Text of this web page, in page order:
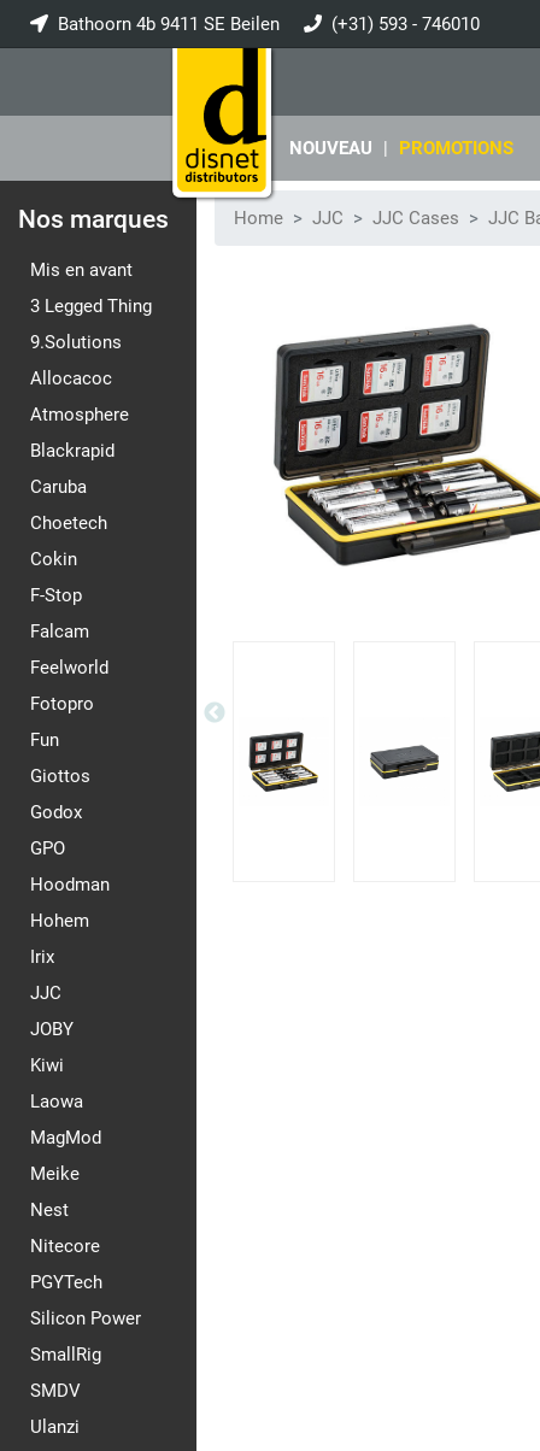
Bathoorn 4b 9411 SE Beilen (+31) 593 - 746010
NOUVEAU | PROMOTIONS
Nos marques
Mis en avant
3 Legged Thing
9.Solutions
Allocacoc
Atmosphere
Blackrapid
Caruba
Choetech
Cokin
F-Stop
Falcam
Feelworld
Fotopro
Fun
Giottos
Godox
GPO
Hoodman
Hohem
Irix
JJC
JOBY
Kiwi
Laowa
MagMod
Meike
Nest
Nitecore
PGYTech
Silicon Power
SmallRig
SMDV
Ulanzi
Home JJC JJC Cases JJC